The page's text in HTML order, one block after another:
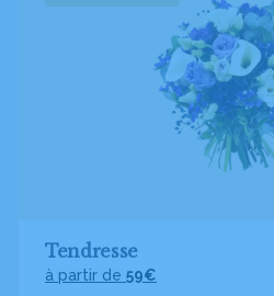
Tendresse
à partir de 59€